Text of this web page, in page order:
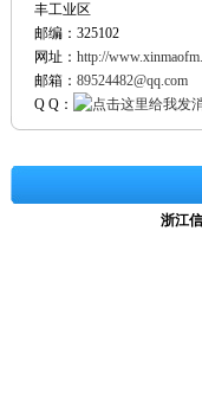
丰工业区
邮编：325102
网址： http://
邮箱： 89524482@qq.com
Q Q：
浙江